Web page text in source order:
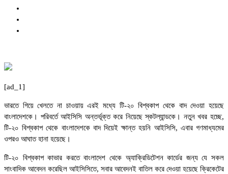
[ad_1]
ভারতে গিয়ে খেলতে না চাওয়ায় এরই মধ্যে টি-২০ বিশ্বকাপ থেকে বাদ দেওয়া হয়েছে
বাংলাদেশকে। পরিবর্তে আইসিসি অন্তর্ভূক্ত করে নিয়েছে স্কটল্যান্ডকে। নতুন খবর হচ্ছে,
টি-২০ বিশ্বকাপ থেকে বাংলাদেশকে বাদ দিয়েই ক্ষান্ত হয়নি আইসিসি, এবার গণমাধ্যমের
ওপরও আঘাত হানা হয়েছে।
টি-২০ বিশ্বকাপ কাভার করতে বাংলাদেশ থেকে অ্যাক্রিডিটেশন কার্ডের জন্য যে সকল
সাংবাদিক আবেদন করেছিল আইসিসিতে, সবার আবেদনই বাতিল করে দেওয়া হয়েছে ক্রিকেটের